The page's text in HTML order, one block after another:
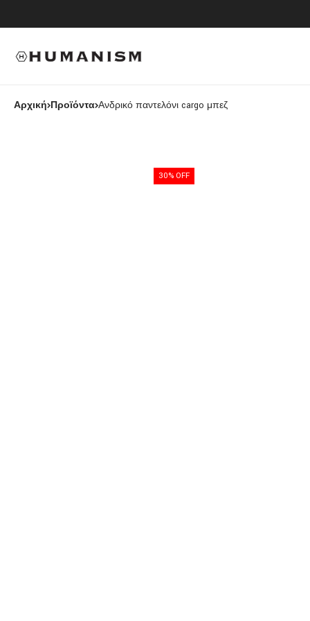
Αρχική Προϊόντα Ανδρικό παντελόνι cargo μπεζ
30% OFF